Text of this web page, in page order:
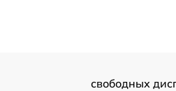
свободных